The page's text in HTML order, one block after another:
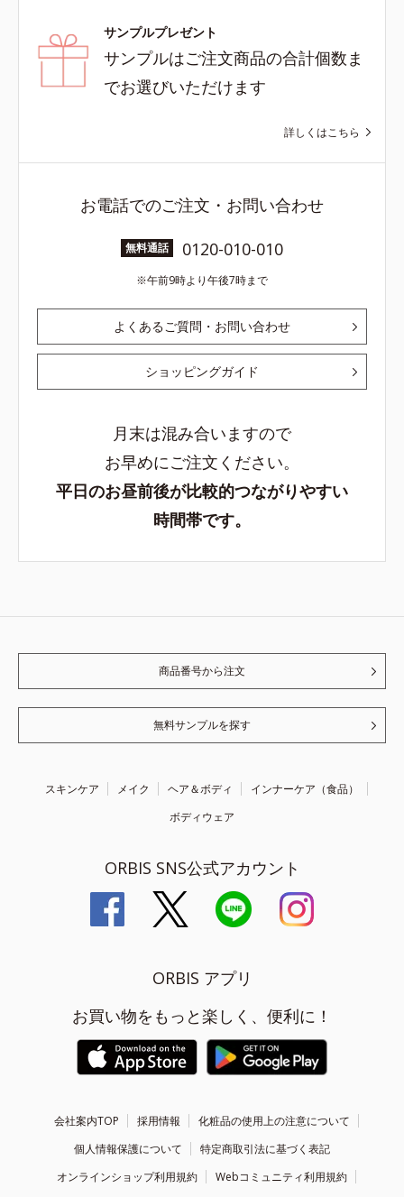
サンプルプレゼント
サンプルはご注文商品の合計個数ま
でお選びいただけます
詳しくはこちら
お電話でのご注文・お問い合わせ
無料通話 0120-010-010
午前9時より午後7時まで
よくあるご質問・お問い合わせ
ショッピングガイド
月末は混み合いますので
お早めにご注文ください。
平日のお昼前後が比較的つながりやすい
時間帯です。
商品番号から注文
無料サンプルを探す
スキンケア メイク ヘア＆ボディ
インナーケア（食品）
ボディウェア
ORBIS SNS公式アカウント
ORBIS アプリ
お買い物をもっと楽しく、便利に！
会社案内TOP 採用情報
化粧品の使用上の注意について
個人情報保護について
特定商取引法に基づく表記
オンラインショップ利用規約
Webコミュニティ利用規約